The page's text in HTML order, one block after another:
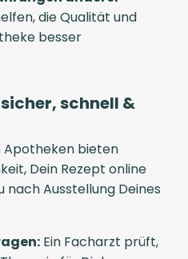
die Qualität und
besser
schnell &
Apotheken bieten
Dein Rezept online
nach Ausstellung Deines
Ein Facharzt prüft,